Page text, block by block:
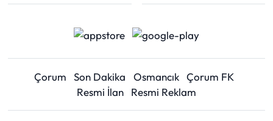
Çorum Son Dakika Osmancık Çorum FK
Resmi İlan
Resmi Reklam